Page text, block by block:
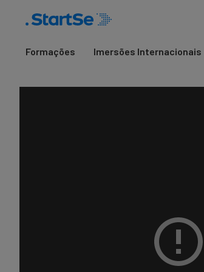
Formações Imersões Internacionais